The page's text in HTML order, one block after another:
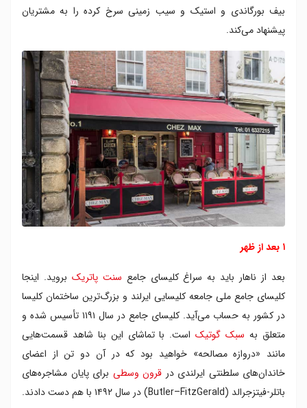
بیف بورگاندی و استیک و سیب زمینی سرخ کرده را به مشتریان
پیشنهاد می‌کند.
۱ بعد از ظهر
بعد از ناهار باید به سراغ کلیسای جامع سنت پاتریک بروید. اینجا
کلیسای جامع ملی جامعه کلیسایی ایرلند و بزرگ‌ترین ساختمان کلیسا
در کشور به حساب می‌آید. کلیسای جامع در سال ۱۱۹۱ تأسیس شده و
متعلق به سبک گوتیکاست. با تماشای این بنا شاهد قسمت‌هایی
مانند «دروازه مصالحه» خواهید بود که در آن دو تن از اعضای
خاندان‌های سلطنتی ایرلندی در قرون وسطی برای پایان مشاجره‌های
باتلر-فیتزجرالد (Butler–FitzGerald) در سال ۱۴۹۲ با هم دست دادند.